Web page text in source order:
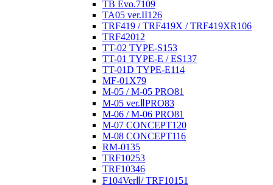
TB Evo.7109
TA05 ver.II126
TRF419 / TRF419X / TRF419XR106
TRF42012
TT-02 TYPE-S153
TT-01 TYPE-E / ES137
TT-01D TYPE-E114
MF-01X79
M-05 / M-05 PRO81
M-05 ver.ⅡPRO83
M-06 / M-06 PRO81
M-07 CONCEPT120
M-08 CONCEPT116
RM-0135
TRF10253
TRF10346
F104VerⅡ/ TRF101 51